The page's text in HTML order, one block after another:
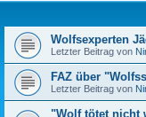
Wolfsexperten
Letzter Beitrag von
FAZ über
Letzter Beitrag von
"Wolf tötet nicht